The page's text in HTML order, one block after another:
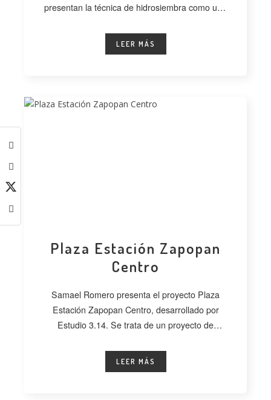
presentan la técnica de hidrosiembra como una
LEER MÁS
Plaza Estación Zapopan
Centro
Samael Romero presenta el proyecto Plaza
Estación Zapopan Centro, desarrollado por
Estudio 3.14. Se trata de un proyecto de
LEER MÁS